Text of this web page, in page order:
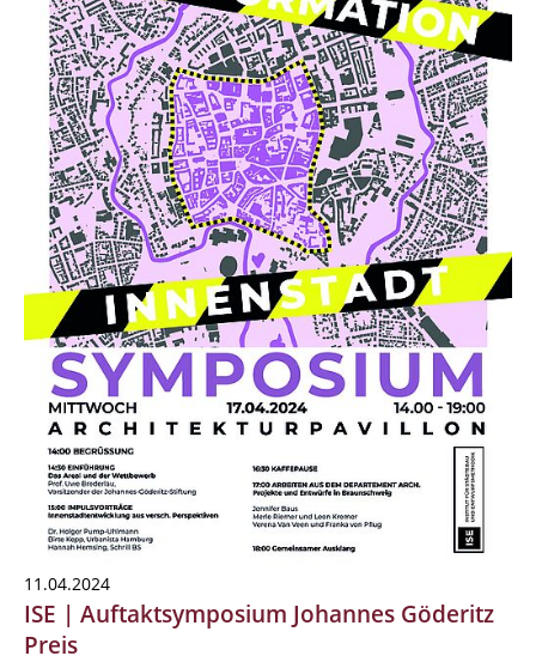
11.04.2024
ISE | Auftaktsymposium Johannes Göderitz
Preis